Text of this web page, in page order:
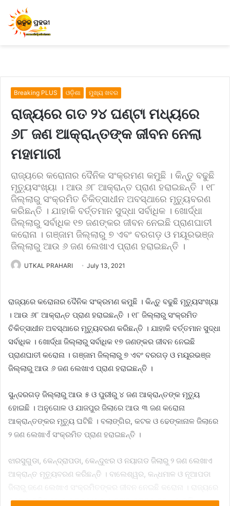
Breaking PLUS ଓଡ଼ିଶା ମୁଖ୍ୟ ଖବର
ରାଜ୍ୟରେ ଗତ ୨୪ ଘଣ୍ଟା ମଧ୍ୟରେ
୬୮ ଜଣ ଆକ୍ରାନ୍ତଙ୍କ ଜୀବନ ନେଲା
ମହାମାରୀ
ରାଜ୍ୟରେ କରୋନାର ଦୈନିକ ସଂକ୍ରମଣ କମୁଛି । କିନ୍ତୁ ବଢୁଛି
ମୃତ୍ୟୁସଂଖ୍ୟା । ଆଉ ୬୮ ଆକ୍ରାନ୍ତ ପ୍ରାଣ ହରାଇଛନ୍ତି । ୧୮
ଜିଲ୍ଲାରୁ ସଂକ୍ରମିତ ଚିକିତ୍ସାଧୀନ ଅବସ୍ଥାରେ ମୃତ୍ୟୁବରଣ
କରିଛନ୍ତି । ଯାହାକି ବର୍ତ୍ତମାନ ସୁଦ୍ଧା ସର୍ବାଧିକ । ଖୋର୍ଦ୍ଧା
ଜିଲ୍ଲାରୁ ସର୍ବାଧିକ ୧୭ ଜଣଙ୍କର ଜୀବନ ନେଇଛି ପ୍ରାଣଘାତୀ
କରୋନା । ଗଞ୍ଜାମ ଜିଲ୍ଲାରୁ ୭ ଏବଂ ବରଗଡ଼ ଓ ମୟୂରଭଞ୍ଜ
ଜିଲ୍ଲାରୁ ଆଉ ୬ ଜଣ ଲେଖାଏ ପ୍ରାଣ ହରାଇଛନ୍ତି ।
UTKAL PRAHARI July 13, 2021
ରାଜ୍ୟରେ କରୋନାର ଦୈନିକ ସଂକ୍ରମଣ କମୁଛି । କିନ୍ତୁ ବଢୁଛି ମୃତ୍ୟୁସଂଖ୍ୟା
। ଆଉ ୬୮ ଆକ୍ରାନ୍ତ ପ୍ରାଣ ହରାଇଛନ୍ତି । ୧୮ ଜିଲ୍ଲାରୁ ସଂକ୍ରମିତ
ଚିକିତ୍ସାଧୀନ ଅବସ୍ଥାରେ ମୃତ୍ୟୁବରଣ କରିଛନ୍ତି । ଯାହାକି ବର୍ତ୍ତମାନ ସୁଦ୍ଧା
ସର୍ବାଧିକ । ଖୋର୍ଦ୍ଧା ଜିଲ୍ଲାରୁ ସର୍ବାଧିକ ୧୭ ଜଣଙ୍କର ଜୀବନ ନେଇଛି
ପ୍ରାଣଘାତୀ କରୋନା । ଗଞ୍ଜାମ ଜିଲ୍ଲାରୁ ୭ ଏବଂ ବରଗଡ଼ ଓ ମୟୂରଭଞ୍ଜ
ଜିଲ୍ଲାରୁ ଆଉ ୬ ଜଣ ଲେଖାଏ ପ୍ରାଣ ହରାଇଛନ୍ତି ।
ସୁନ୍ଦରଗଡ଼ ଜିଲ୍ଲାରୁ ଆଉ ୫ ଓ ପୁରୀରୁ ୪ ଜଣ ଆକ୍ରାନ୍ତଙ୍କ ମୃତ୍ୟୁ
ହୋଇଛି । ଅନୁଗୋଳ ଓ ଯାଜପୁର ଜିଲାରେ ଆଉ ୩ ଜଣ କରୋନା
ଆକ୍ରାନ୍ତଙ୍କର ମୃତ୍ୟୁ ଘଟିଛି । ବଲାଙ୍ଗିର, କଟକ ଓ ଢେଙ୍କାନାଳ ଜିଲାରେ
୨ ଜଣ ଲେଖାଏଁ ସଂକ୍ରମିତ ପ୍ରାଣ ହରାଇଛନ୍ତି ।
ଝାରସୁଗୁଡା, କେନ୍ଦ୍ରାପଡା, କେନ୍ଦୁଝର ଓ ନୟାଗଡ ଜିଲାରୁ ୨ ଜଣ ଲେଖାଏ
ଆକ୍ରାନ୍ତ ମୃତ୍ୟୁବରଣ କରିଛନ୍ତି । ବାଲେଶ୍ୱର, କନ୍ଧମାଳ ଓ ନୂଆପଡା
ଜିଲାରୁ ଜଣେ ଲେଖାଏ ସଂକ୍ରମିତଙ୍କର ଜୀବନ ନେଇଛି କରୋନା । ରାଜ୍ୟରେ
କରୋନା ଜନିତ ମୋଟ୍ ମୃତ୍ୟୁସଂଖ୍ୟା ୪ହଜାର ୭୩୦କୁ ବୃଦ୍ଧି ପାଇଛି ।